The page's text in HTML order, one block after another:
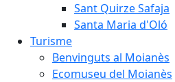
Sant Quirze Safaja
Santa Maria d'Oló
Turisme
Benvinguts al Moianès
Ecomuseu del Moianès